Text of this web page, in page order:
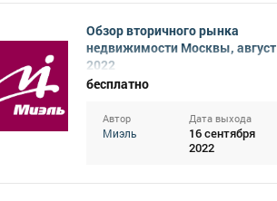
Обзор вторичного рынка
недвижимости Москвы, август
2022
бесплатно
Автор
Миэль
Дата выхода
16 сентября
2022